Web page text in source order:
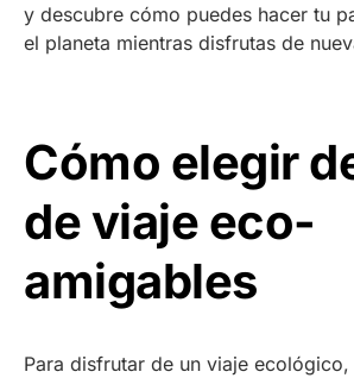
y descubre cómo puedes hacer tu
el planeta mientras disfrutas de
Cómo elegir
de viaje eco-
amigables
Para disfrutar de un viaje